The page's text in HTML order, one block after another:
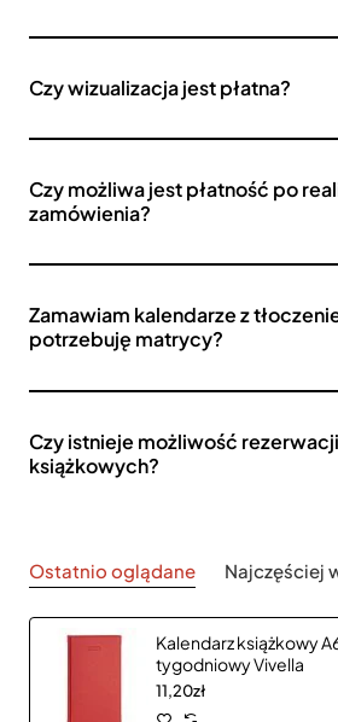
Czy wizualizacja jest płatna?
Czy możliwa jest płatność po
zamówienia?
Zamawiam kalendarze z
potrzebuję matrycy?
Czy istnieje możliwość
książkowych?
Ostatnio oglądane Najczęściej
Kalendarz książkowy
tygodniowy Vivella
11,20zł